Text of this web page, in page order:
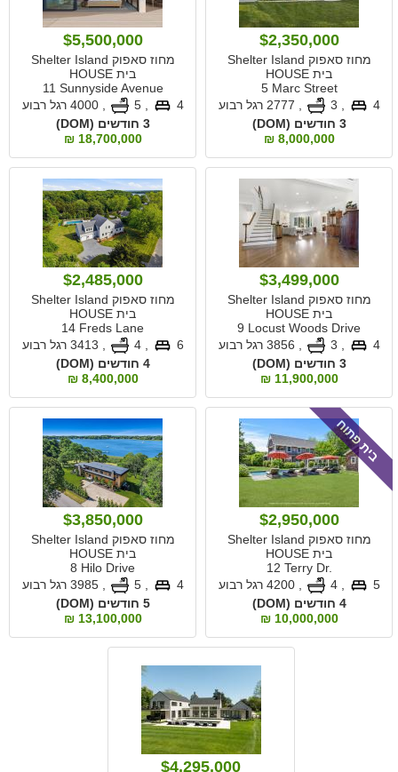
$2,350,000
מחוז סאפוק Shelter Island
בית HOUSE
5 Marc Street
4
2777 רגל רבוע
3 חודשים (DOM)
8,000,000 ₪
$5,500,000
מחוז סאפוק Shelter Island
בית HOUSE
11 Sunnyside Avenue
4
, 5
,4000 רגל רבוע
3 חודשים (DOM)
18,700,000 ₪
$3,499,000
מחוז סאפוק Shelter Island
בית HOUSE
9 Locust Woods Drive
4
3856 רגל רבוע
3 חודשים (DOM)
11,900,000 ₪
$2,485,000
מחוז סאפוק Shelter Island
בית HOUSE
14 Freds Lane
6
, 4
3413 רגל רבוע
4 חודשים (DOM)
8,400,000 ₪
בית פתוח
$2,950,000
מחוז סאפוק Shelter Island
בית HOUSE
12 Terry Dr.
5
, 4
,4200 רגל רבוע
4 חודשים (DOM)
10,000,000 ₪
$3,850,000
מחוז סאפוק Shelter Island
בית HOUSE
8 Hilo Drive
4
, 5
,3985 רגל רבוע
5 חודשים (DOM)
13,100,000 ₪
$4,295,000